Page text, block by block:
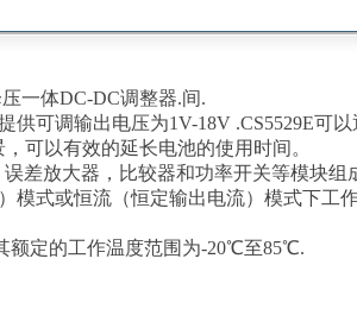
一体DC-DC调整器.间.
供可调输出电压为1V-18V .CS5529E可
可以有效的延长电池的使用时间。
误差放大器，比较器和功率开关等模块
模式或恒流（恒定输出电流）模式下工
额定的工作温度范围为-20℃至85℃.